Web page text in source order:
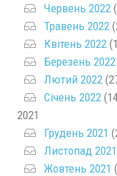
Червень 2022
Травень 2022
Квітень 2022
Березень 2022
Лютий 2022
Січень 2022
2021
Грудень 2021
Листопад 2021
Жовтень 2021